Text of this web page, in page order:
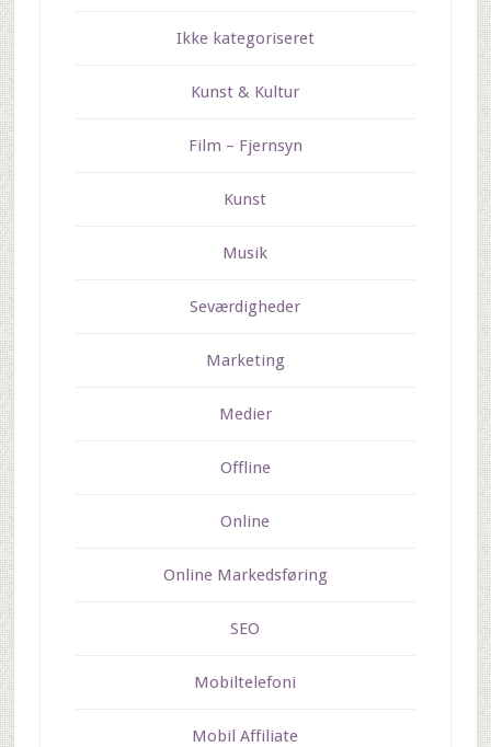
Ikke kategoriseret
Kunst & Kultur
Film – Fjernsyn
Kunst
Musik
Seværdigheder
Marketing
Medier
Offline
Online
Online Markedsføring
SEO
Mobiltelefoni
Mobil Affiliate